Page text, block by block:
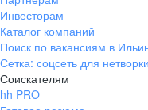
Инвесторам
Каталог компаний
Поиск по вакансиям в
Сетка: соцсеть для
Соискателям
hh PRO